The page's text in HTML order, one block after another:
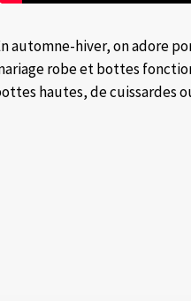
automne-hiver, on adore
robe et bottes
hautes, de cuissardes